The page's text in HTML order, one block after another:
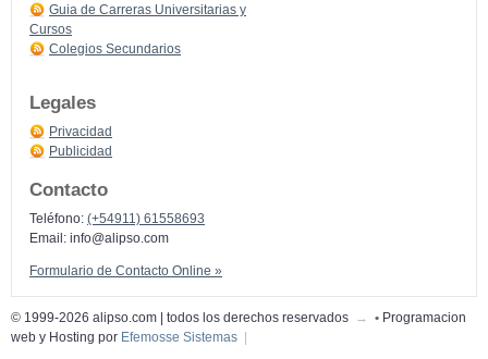
Guia de Carreras Universitarias y
Cursos
Colegios Secundarios
Legales
Privacidad
Publicidad
Contacto
Teléfono: (+54911) 61558693
Email: info@alipso.com
Formulario de Contacto Online »
© 1999-2026 alipso.com | todos los derechos reservados → • Programacion
web y Hosting por Efemosse Sistemas |